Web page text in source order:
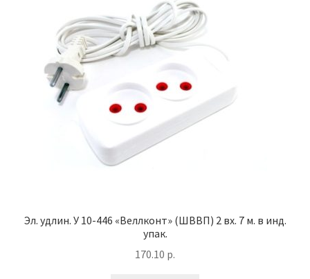
Эл. удлин. У 10-446 «Веллконт» (ШВВП) 2 вх. 7 м. в инд.
упак.
170.10 р.